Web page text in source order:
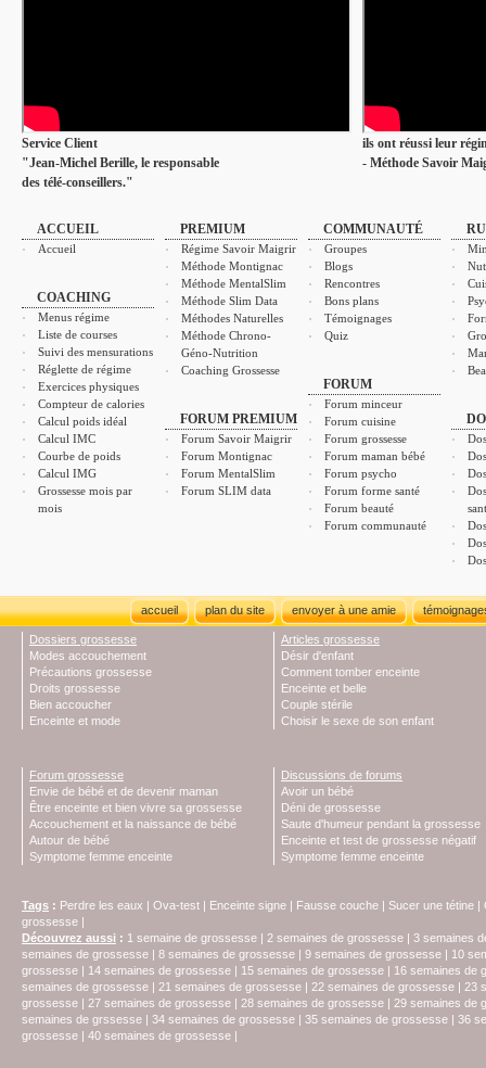
Service Client
"Jean-Michel Berille, le responsable
des télé-conseillers."
ils ont réussi leur
- Méthode Savoir
ACCUEIL
Accueil
COACHING
Menus régime
Liste de courses
Suivi des mensurations
Réglette de régime
Exercices physiques
Compteur de calories
Calcul poids idéal
Calcul IMC
Courbe de poids
Calcul IMG
Grossesse mois par
mois
PREMIUM
Régime Savoir Maigrir
Méthode Montignac
Méthode MentalSlim
Méthode Slim Data
Méthodes Naturelles
Méthode Chrono-
Géno-Nutrition
Coaching Grossesse
FORUM PREMIUM
Forum Savoir Maigrir
Forum Montignac
Forum MentalSlim
Forum SLIM data
COMMUNAUTÉ
Groupes
Blogs
Rencontres
Bons plans
Témoignages
Quiz
FORUM
Forum minceur
Forum cuisine
Forum grossesse
Forum maman bébé
Forum psycho
Forum forme santé
Forum beauté
Forum communauté
accueil plan du site envoyer à une amie
Dossiers grossesse
Modes accouchement
Précautions grossesse
Droits grossesse
Bien accoucher
Enceinte et mode
Articles grossesse
Désir d'enfant
Comment tomber enceinte
Enceinte et belle
Couple stérile
Choisir le sexe de son enfant
Forum grossesse
Envie de bébé et de devenir maman
Être enceinte et bien vivre sa grossesse
Accouchement et la naissance de bébé
Autour de bébé
Symptome femme enceinte
Discussions de forums
Avoir un bébé
Déni de grossesse
Saute d'humeur pendant la grossesse
Enceinte et test de grossesse négatif
Symptome femme enceinte
Tags : Perdre les eaux | Ova-test | Enceinte signe | Fausse couche | Sucer une tétine |
grossesse |
Découvrez aussi : 1 semaine de grossesse | 2 semaines de grossesse | 3 semaines
semaines de grossesse | 8 semaines de grossesse | 9 semaines de grossesse | 10
grossesse | 14 semaines de grossesse | 15 semaines de grossesse | 16 semaines de
semaines de grossesse | 21 semaines de grossesse | 22 semaines de grossesse | 23
grossesse | 27 semaines de grossesse | 28 semaines de grossesse | 29 semaines de
semaines de grssesse | 34 semaines de grossesse | 35 semaines de grossesse | 36
grossesse | 40 semaines de grossesse |